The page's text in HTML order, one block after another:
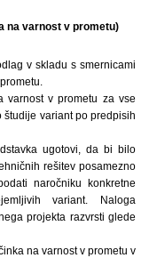
na varnost v prometu)
v skladu s smernicami
varnost v prometu za vse
študije variant po predpisih
ugotovi, da bi bilo
rešitev posamezno
naročniku konkretne
variant. Naloga
projekta razvrsti glede
na varnost v prometu v